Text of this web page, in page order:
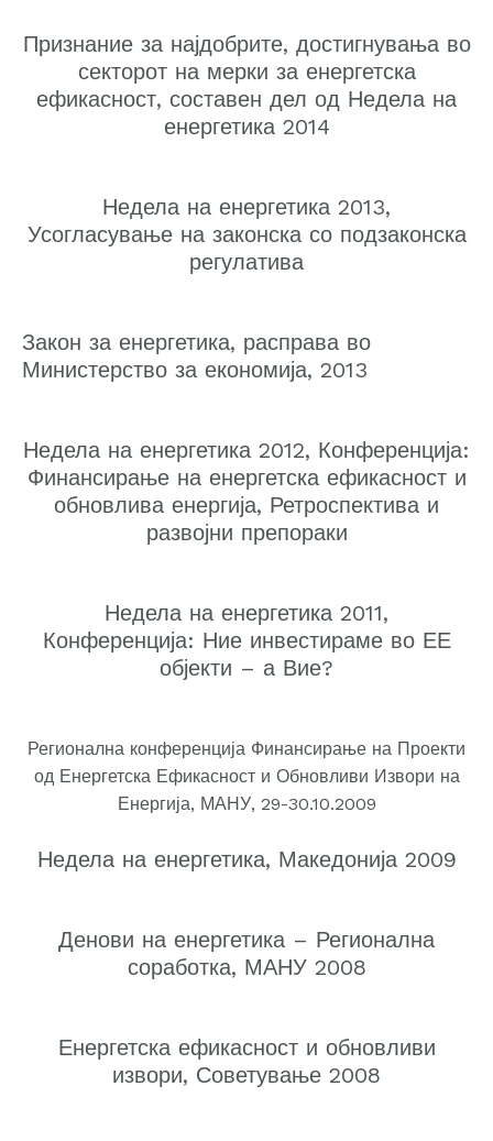
Признание за најдобрите, достигнувања во
секторот на мерки за енергетска
ефикасност, составен дел од Недела на
енергетика 2014
Недела на енергетика 2013,
Усогласување на законска со подзаконска
регулатива
Закон за енергетика, расправа во
Министерство за економија, 2013
Недела на енергетика 2012, Конференција:
Финансирање на енергетска ефикасност и
обновлива енергија, Ретроспектива и
развојни препораки
Недела на енергетика 2011,
Конференција: Ние инвестираме во ЕЕ
објекти – а Вие?
Регионална конференција Финансирање на Проекти
од Енергетска Ефикасност и Обновливи Извори на
Енергија, МАНУ, 29-30.10.2009
Недела на енергетика, Македонија 2009
Денови на енергетика – Регионална
соработка, МАНУ 2008
Енергетска ефикасност и обновливи
извори, Советување 2008